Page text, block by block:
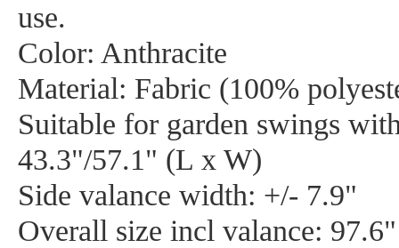
use.
Color: Anthracite
Material: Fabric (100%
Suitable for garden swings
43.3"/57.1" (L x W)
Side valance width: +/- 7.9"
Overall size incl valance: